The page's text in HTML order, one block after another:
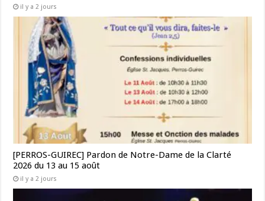
il y a 2 jours
[PERROS-GUIREC] Pardon de Notre-Dame de la Clarté
2026 du 13 au 15 août
il y a 2 jours